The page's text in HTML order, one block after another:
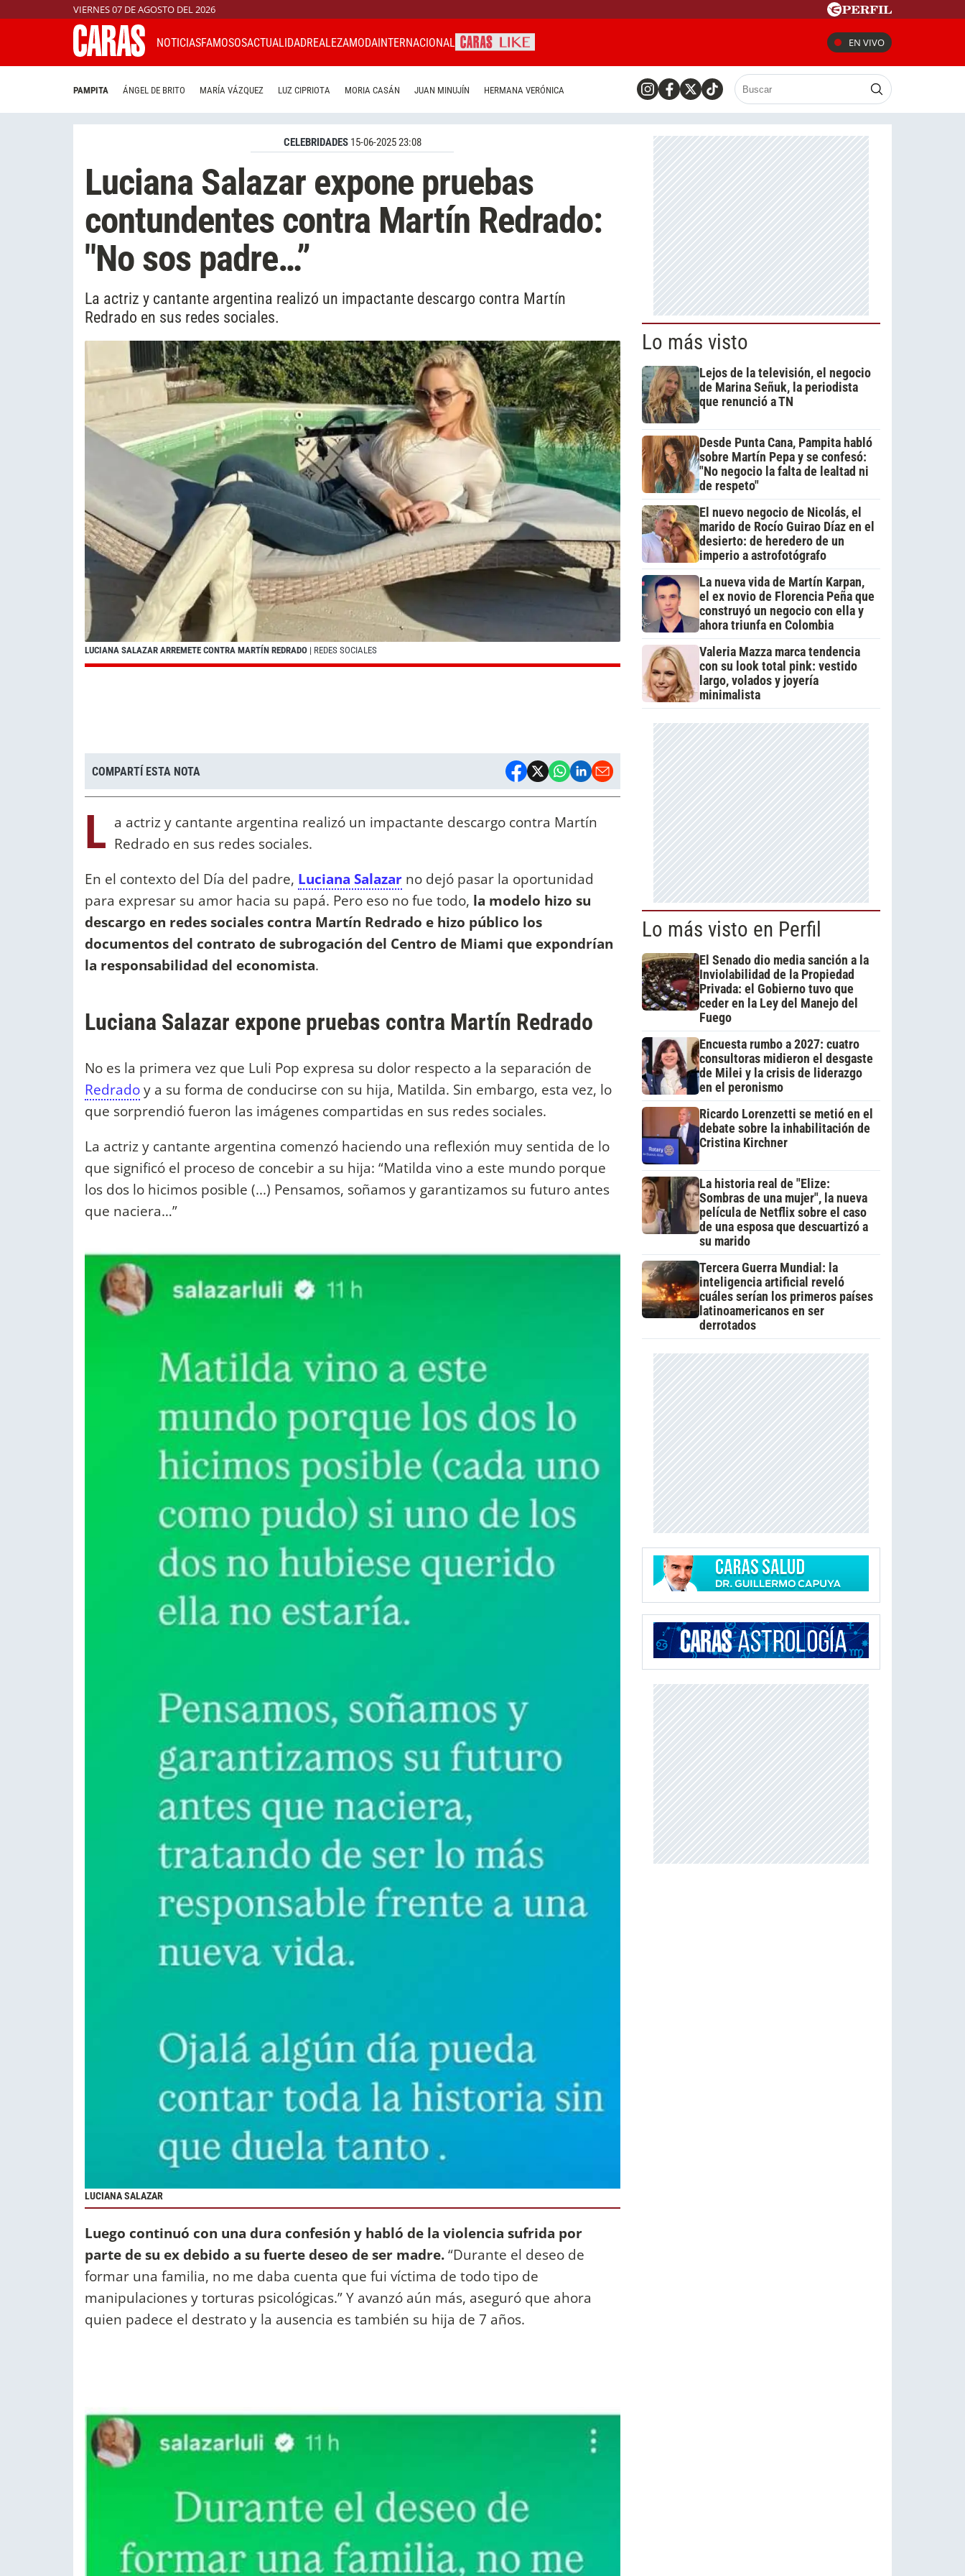
VIERNES 07 DE AGOSTO DEL 2026
NOTICIASFAMOSOSACTUALIDADREALEZAMODAINTERNACIONAL EN VIVO
PAMPITA ÁNGEL DE BRITO MARÍA VÁZQUEZ LUZ CIPRIOTA MORIA CASÁN JUAN MINUJÍN HERMANA VERÓNICA
CELEBRIDADES 15-06-2025 23:08
Luciana Salazar expone pruebas
contundentes contra Martín Redrado:
"No sos padre…”
La actriz y cantante argentina realizó un impactante descargo contra Martín
Redrado en sus redes sociales.
LUCIANA SALAZAR ARREMETE CONTRA MARTÍN REDRADO | REDES SOCIALES
COMPARTÍ ESTA NOTA
L a actriz y cantante argentina realizó un impactante descargo contra Martín
Redrado en sus redes sociales.
En el contexto del Día del padre, Luciana Salazar no dejó pasar la oportunidad
para expresar su amor hacia su papá. Pero eso no fue todo, la modelo hizo su
descargo en redes sociales contra Martín Redrado e hizo público los
documentos del contrato de subrogación del Centro de Miami que expondrían
la responsabilidad del economista.
Luciana Salazar expone pruebas contra Martín Redrado
No es la primera vez que Luli Pop expresa su dolor respecto a la separación de
Redradoy a su forma de conducirse con su hija, Matilda. Sin embargo, esta vez, lo
que sorprendió fueron las imágenes compartidas en sus redes sociales.
La actriz y cantante argentina comenzó haciendo una reflexión muy sentida de lo
que significó el proceso de concebir a su hija: “Matilda vino a este mundo porque
los dos lo hicimos posible (...) Pensamos, soñamos y garantizamos su futuro antes
que naciera…”
LUCIANA SALAZAR
Luego continuó con una dura confesión y habló de la violencia sufrida por
parte de su ex debido a su fuerte deseo de ser madre.“Durante el deseo de
formar una familia, no me daba cuenta que fui víctima de todo tipo de
manipulaciones y torturas psicológicas.” Y avanzó aún más, aseguró que ahora
quien padece el destrato y la ausencia es también su hija de 7 años.
Lo más visto
Lejos de la televisión, el negocio
de Marina Señuk, la periodista
que renunció a TN
Desde Punta Cana, Pampita habló
sobre Martín Pepa y se confesó:
"No negocio la falta de lealtad ni
de respeto"
El nuevo negocio de Nicolás, el
marido de Rocío Guirao Díaz en el
desierto: de heredero de un
imperio a astrofotógrafo
La nueva vida de Martín Karpan,
el ex novio de Florencia Peña que
construyó un negocio con ella y
ahora triunfa en Colombia
Valeria Mazza marca tendencia
con su look total pink: vestido
largo, volados y joyería
minimalista
Lo más visto en Perfil
El Senado dio media sanción a la
Inviolabilidad de la Propiedad
Privada: el Gobierno tuvo que
ceder en la Ley del Manejo del
Fuego
Encuesta rumbo a 2027: cuatro
consultoras midieron el desgaste
de Milei y la crisis de liderazgo
en el peronismo
Ricardo Lorenzetti se metió en el
debate sobre la inhabilitación de
Cristina Kirchner
La historia real de "Elize:
Sombras de una mujer", la nueva
película de Netflix sobre el caso
de una esposa que descuartizó a
su marido
Tercera Guerra Mundial: la
inteligencia artificial reveló
cuáles serían los primeros países
latinoamericanos en ser
derrotados